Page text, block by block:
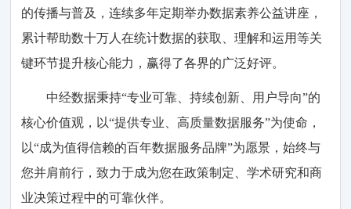
的传播与普及，连续多年定期举办数据素养公益讲座，
累计帮助数十万人在统计数据的获取、理解和运用等关
键环节提升核心能力，赢得了各界的广泛好评。
中经数据秉持“专业可靠、持续创新、用户导向”的
核心价值观，以“提供专业、高质量数据服务”为使命，
以“成为值得信赖的百年数据服务品牌”为愿景，始终与
您并肩前行，致力于成为您在政策制定、学术研究和商
业决策过程中的可靠伙伴。